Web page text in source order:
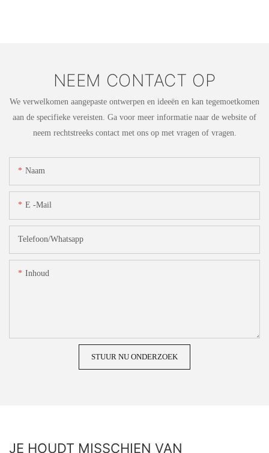
NEEM CONTACT OP
We verwelkomen aangepaste ontwerpen en ideeën en kan tegemoetkomen
aan de specifieke vereisten. Ga voor meer informatie naar de website of
neem rechtstreeks contact met ons op met vragen of vragen.
Naam
E -mail
Telefoon/whatsapp
Inhoud
STUUR NU ONDERZOEK
JE HOUDT MISSCHIEN VAN